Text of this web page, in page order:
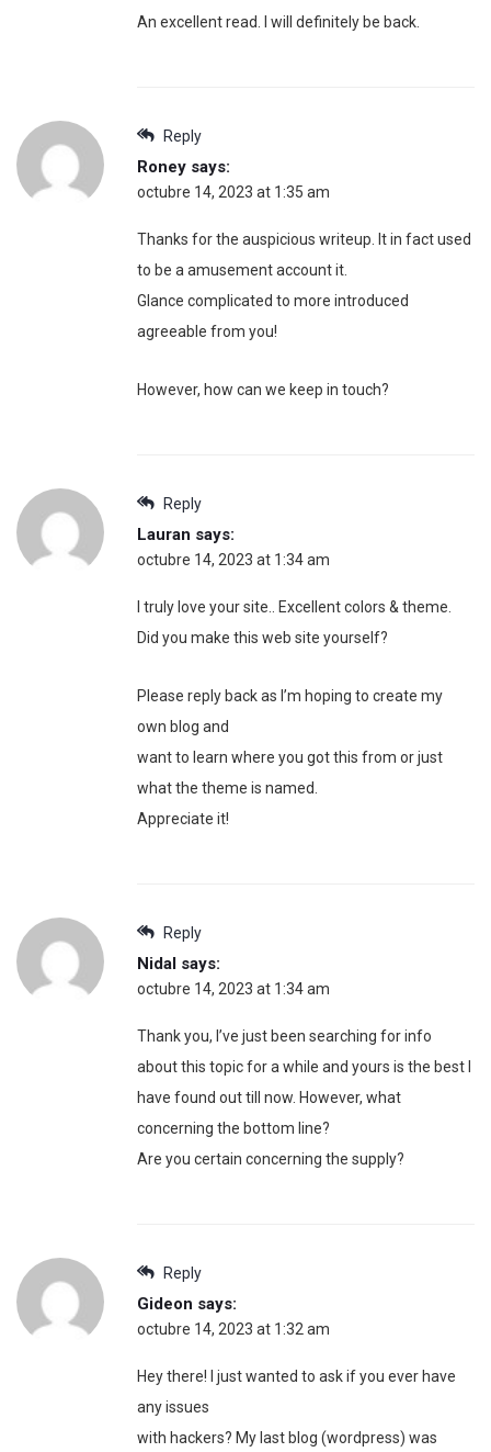
An excellent read. I will definitely be back.
Reply
Roney says:
octubre 14, 2023 at 1:35 am
Thanks for the auspicious writeup. It in fact used
to be a amusement account it.
Glance complicated to more introduced
agreeable from you!
However, how can we keep in touch?
Reply
Lauran says:
octubre 14, 2023 at 1:34 am
I truly love your site.. Excellent colors & theme.
Did you make this web site yourself?
Please reply back as I’m hoping to create my
own blog and
want to learn where you got this from or just
what the theme is named.
Appreciate it!
Reply
Nidal says:
octubre 14, 2023 at 1:34 am
Thank you, I’ve just been searching for info
about this topic for a while and yours is the best I
have found out till now. However, what
concerning the bottom line?
Are you certain concerning the supply?
Reply
Gideon says:
octubre 14, 2023 at 1:32 am
Hey there! I just wanted to ask if you ever have
any issues
with hackers? My last blog (wordpress) was